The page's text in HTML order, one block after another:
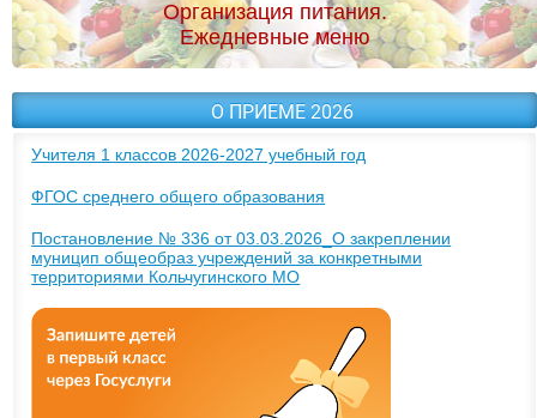
Организация питания.
Ежедневные меню
О ПРИЕМЕ 2026
Учителя 1 классов 2026-2027 учебный год
ФГОС среднего общего образования
Постановление № 336 от 03.03.2026_О закреплении
муницип общеобраз учреждений за конкретными
территориями Кольчугинского МО